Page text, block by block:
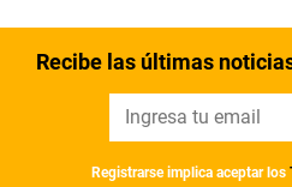
Recibe las últimas
Registrarse implica aceptar los